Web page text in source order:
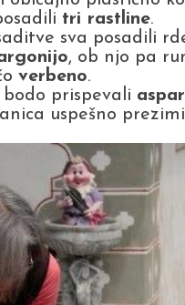
tri rastline.
sva posadili
, ob njo pa
verbeno.
prispevali
uspešno